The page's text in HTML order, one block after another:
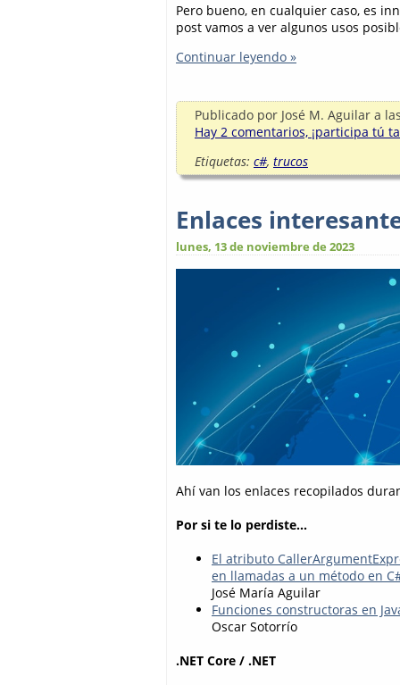
Pero bueno, en cualquier caso, es
post vamos a ver algunos usos
Continuar leyendo »
Publicado por José M. Aguilar a
Hay 2 comentarios, ¡participa tú
Etiquetas: c#, trucos
Enlaces
lunes, 13 de noviembre de 2023
Ahí van los enlaces recopilados
Por si te lo perdiste...
El atributo
en llamadas a un método en
José María Aguilar
Funciones constructoras en
Oscar Sotorrío
.NET Core / .NET